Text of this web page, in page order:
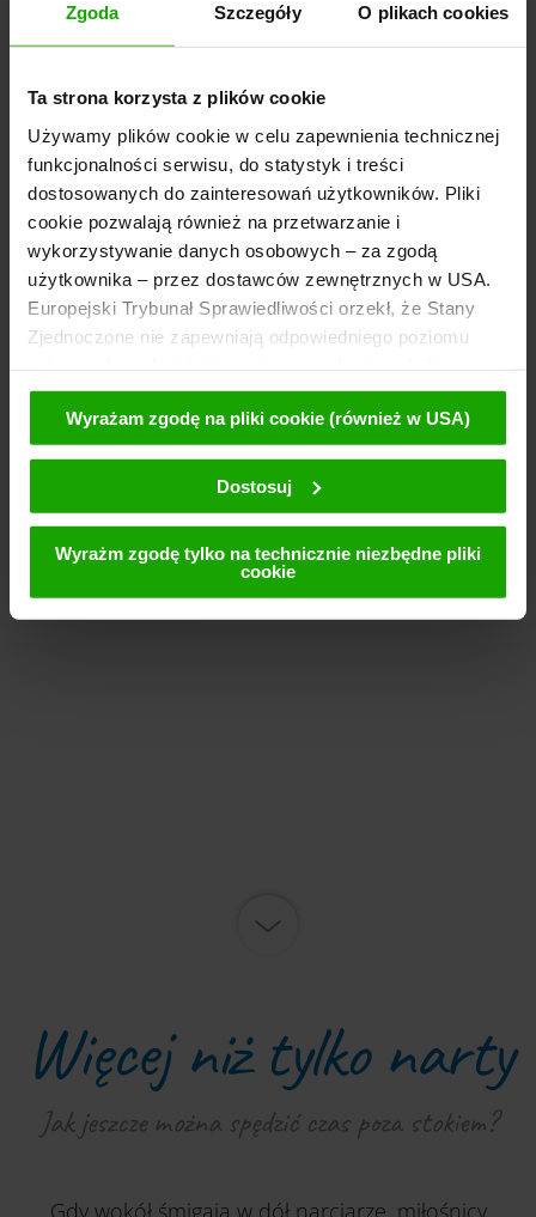
Zgoda Szczegóły O plikach cookies
Ta strona korzysta z plików cookie
Używamy plików cookie w celu zapewnienia technicznej
funkcjonalności serwisu, do statystyk i treści
dostosowanych do zainteresowań użytkowników. Pliki
cookie pozwalają również na przetwarzanie i
wykorzystywanie danych osobowych – za zgodą
użytkownika – przez dostawców zewnętrznych w USA.
Europejski Trybunał Sprawiedliwości orzekł, że Stany
Zjednoczone nie zapewniają odpowiedniego poziomu
amerykańskie mogą uzyskać dostęp do danych
użytkownika w celu kontroli i monitorowania. Podstawę
takich działań stanowią odpowiednie wymagania wobec
dostawców zewnętrznych (np. Google, Meta). Ponadto
przeciwko takim działaniom nie istnieją żadne skuteczne
„Wyrażam zgodę na pliki cookie” użytkownik wyraża
zgodę na używanie plików cookie przez nas i strony
trzecie (również w USA). Dane te są przekazywane
Wyrażam zgodę na pliki cookie (również w USA)
Dostosuj
Wyrażm zgodę tylko na technicznie niezbędne pliki
cookie
Więcej niż tylko narty
Jak jeszcze można spędzić czas poza stokiem?